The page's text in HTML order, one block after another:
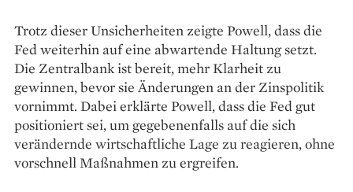
Trotz dieser Unsicherheiten zeigte Powell, dass die
Fed weiterhin auf eine abwartende Haltung setzt.
Die Zentralbank ist bereit, mehr Klarheit zu
gewinnen, bevor sie Änderungen an der Zinspolitik
vornimmt. Dabei erklärte Powell, dass die Fed gut
positioniert sei, um gegebenenfalls auf die sich
verändernde wirtschaftliche Lage zu reagieren, ohne
vorschnell Maßnahmen zu ergreifen.